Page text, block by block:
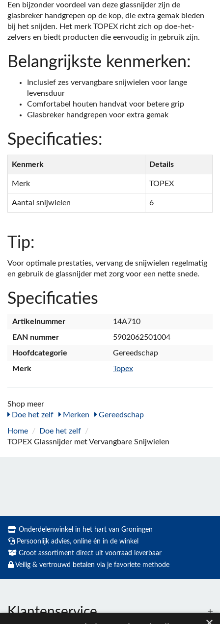
Een bijzonder voordeel van deze glassnijder zijn de
glasbreker handgrepen op de kop, die extra gemak bieden
bij het snijden. Het merk TOPEX richt zich op doe-het-
zelvers en biedt producten die eenvoudig in gebruik zijn.
Belangrijkste kenmerken:
Inclusief zes vervangbare snijwielen voor lange
levensduur
Comfortabel houten handvat voor betere grip
Glasbreker handgrepen voor extra gemak
Specificaties:
Kenmerk Details
Merk TOPEX
Aantal snijwielen 6
Tip:
Voor optimale prestaties, vervang de snijwielen regelmatig
en gebruik de glassnijder met zorg voor een nette snede.
Specificaties
Artikelnummer
14A710
EAN nummer
5902062501004
Hoofdcategorie
Gereedschap
Merk
Topex
Shop meer
Doe het zelf
Merken Gereedschap
Home / Doe het zelf
/
TOPEX Glassnijder met Vervangbare Snijwielen
Onderdelenwinkel in het hart van Groningen
Persoonlijk advies, online én in de winkel
Groot assortiment direct uit voorraad leverbaar
Veilig & vertrouwd betalen via je favoriete methode
Klantenservice